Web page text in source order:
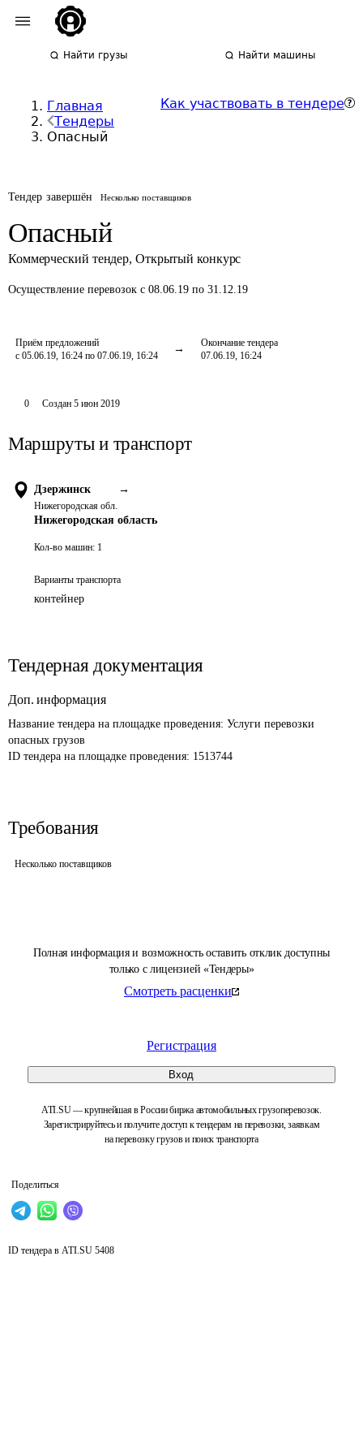
Найти грузы Найти машины
Главная
Тендеры
Опасный
Как участвовать в тендере
Тендер завершён Несколько поставщиков
Опасный
Коммерческий тендер, Открытый конкурс
Осуществление перевозок с 08.06.19 по 31.12.19
Приём предложений
с 05.06.19, 16:24 по 07.06.19, 16:24
Окончание тендера
07.06.19, 16:24
Полная информация и возможность оставить отклик доступны
только с лицензией «Тендеры»
Смотреть расценки
Регистрация
Вход
ATI.SU — крупнейшая в России биржа автомобильных грузоперевозок.
Зарегистрируйтесь и получите доступ к тендерам на перевозки, заявкам
на перевозку грузов и поиск транспорта
Поделиться
0 Создан 5 июн 2019
Маршруты и транспорт
Дзержинск →
Нижегородская обл.
Нижегородская область
Кол-во машин: 1
Варианты транспорта
контейнер
Тендерная документация
Доп. информация
Название тендера на площадке проведения: Услуги перевозки
опасных грузов
ID тендера на площадке проведения: 1513744
Требования
Несколько поставщиков
ID тендера в ATI.SU 5408